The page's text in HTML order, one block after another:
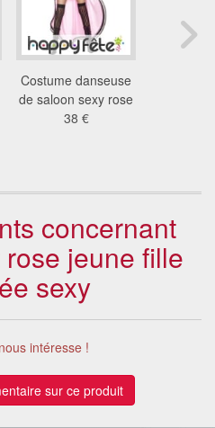
Costume danseuse
de saloon sexy rose
38 €
concernant
jeune fille
sexy
intéresse !
sur ce produit